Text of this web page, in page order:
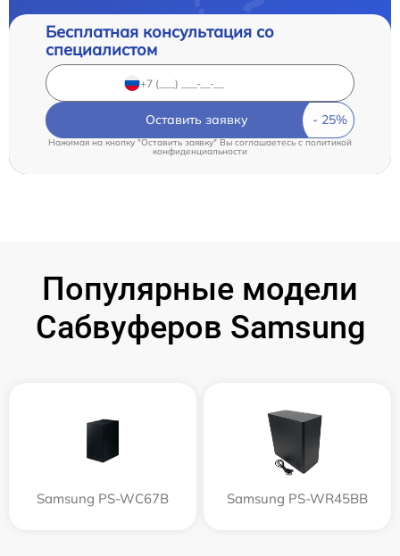
Бесплатная консультация со
специалистом
Оставить заявку
Нажимая на кнопку "Оставить заявку" Вы соглашаетесь c политикой
конфиденциальности
Популярные модели
Сабвуферов Samsung
Samsung PS-WC67B Samsung PS-WR45BB